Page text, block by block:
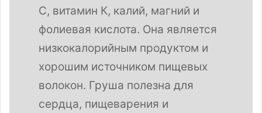
С, витамин К, калий, магний и
фолиевая кислота. Она является
низкокалорийным продуктом и
хорошим источником пищевых
волокон. Груша полезна для
сердца, пищеварения и